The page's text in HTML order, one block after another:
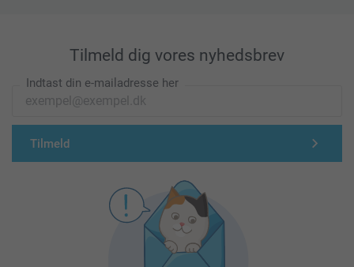
Tilmeld dig vores nyhedsbrev
Indtast din e-mailadresse her
Tilmeld